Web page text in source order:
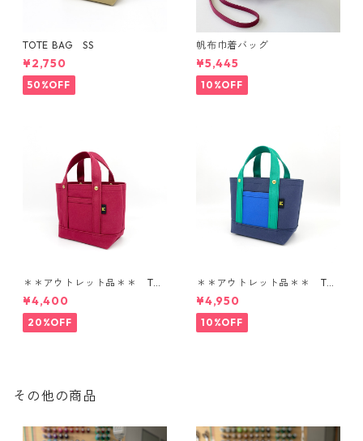
TOTE BAG SS
¥2,750
50%OFF
帆布巾着バッグ
¥5,445
10%OFF
＊＊アウトレット品＊＊ TOT
E BAG SS
¥4,400
20%OFF
＊＊アウトレット品＊＊ TOT
E BAG SS
¥4,950
10%OFF
その他の商品